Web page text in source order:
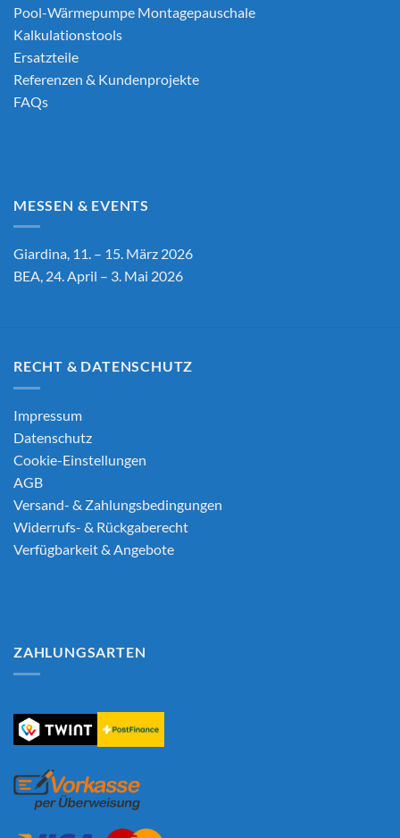
Pool-Wärmepumpe Montagepauschale
Kalkulationstools
Ersatzteile
Referenzen & Kundenprojekte
FAQs
MESSEN & EVENTS
Giardina, 11. – 15. März 2026
BEA, 24. April – 3. Mai 2026
RECHT & DATENSCHUTZ
Impressum
Datenschutz
Cookie-Einstellungen
AGB
Versand- & Zahlungsbedingungen
Widerrufs- & Rückgaberecht
Verfügbarkeit & Angebote
ZAHLUNGSARTEN